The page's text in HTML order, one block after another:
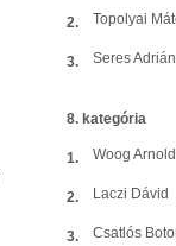
2. Topolyai
3. Seres Adrián
8. kategória
1. Woog Arnold
2. Laczi Dávid
3. Csatlós